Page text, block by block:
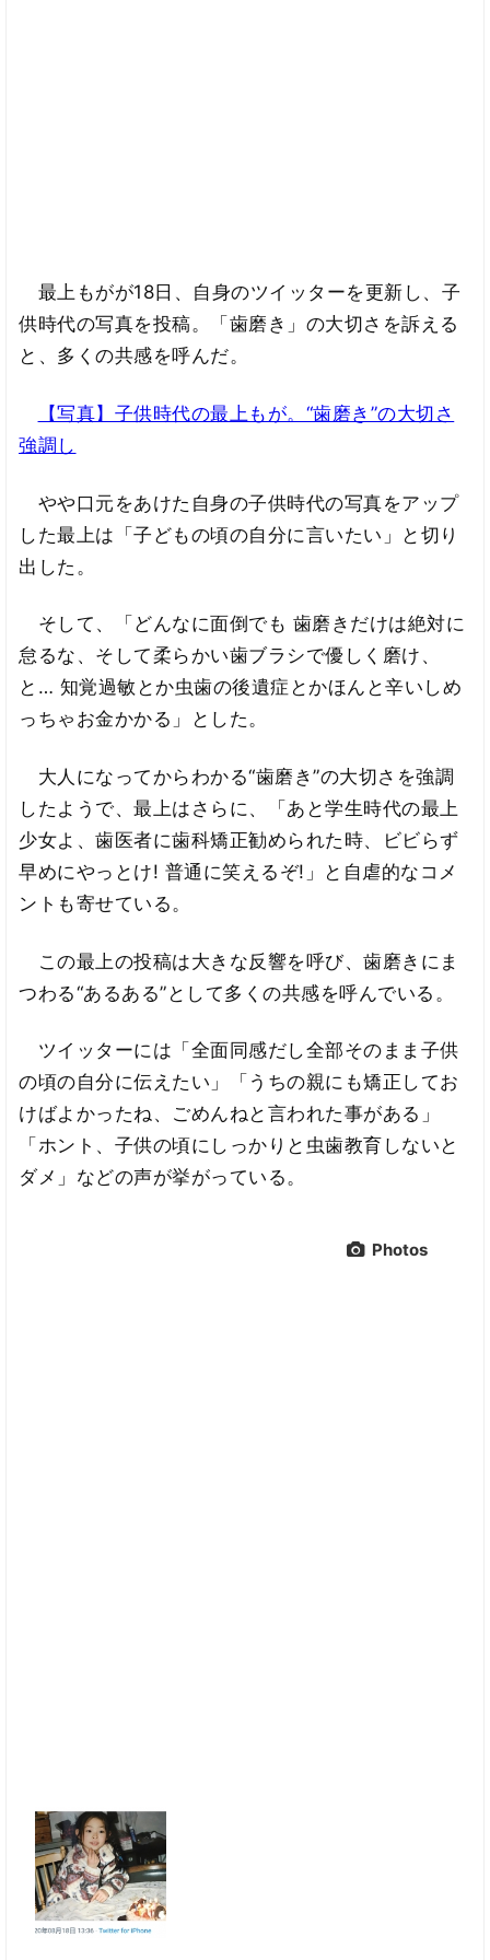
最上もがが18日、自身のツイッターを更新し、子
供時代の写真を投稿。「歯磨き」の大切さを訴える
と、多くの共感を呼んだ。
【写真】子供時代の最上もが。“歯磨き”の大切さ
強調し
やや口元をあけた自身の子供時代の写真をアップ
した最上は「子どもの頃の自分に言いたい」と切り
出した。
そして、「どんなに面倒でも 歯磨きだけは絶対に
怠るな、そして柔らかい歯ブラシで優しく磨け、
と… 知覚過敏とか虫歯の後遺症とかほんと辛いしめ
っちゃお金かかる」とした。
大人になってからわかる“歯磨き”の大切さを強調
したようで、最上はさらに、「あと学生時代の最上
少女よ、歯医者に歯科矯正勧められた時、ビビらず
早めにやっとけ! 普通に笑えるぞ!」と自虐的なコメ
ントも寄せている。
この最上の投稿は大きな反響を呼び、歯磨きにま
つわる“あるある”として多くの共感を呼んでいる。
ツイッターには「全面同感だし全部そのまま子供
の頃の自分に伝えたい」「うちの親にも矯正してお
けばよかったね、ごめんねと言われた事がある」
「ホント、子供の頃にしっかりと虫歯教育しないと
ダメ」などの声が挙がっている。
Photos